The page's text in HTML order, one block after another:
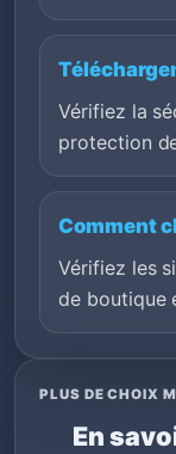
Vérifiez la
protection
Comment
Vérifiez les
de boutique
PLUS DE CHOIX
En